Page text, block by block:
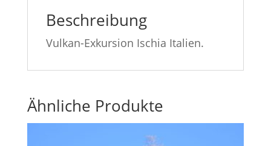
Beschreibung
Vulkan-Exkursion Ischia Italien.
Ähnliche Produkte